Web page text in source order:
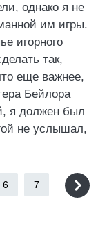
однако я не
им игры.
игорного
так,
еще важнее,
Бейлора
я должен был
не услышал,
6 7